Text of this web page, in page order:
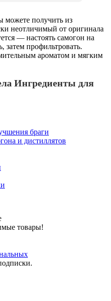
получить из
неотличимый от оригинала
— настоять самогон на
затем профильтровать.
ароматом и мягким
Ингредиенты для
браги
и дистиллятов
товары!